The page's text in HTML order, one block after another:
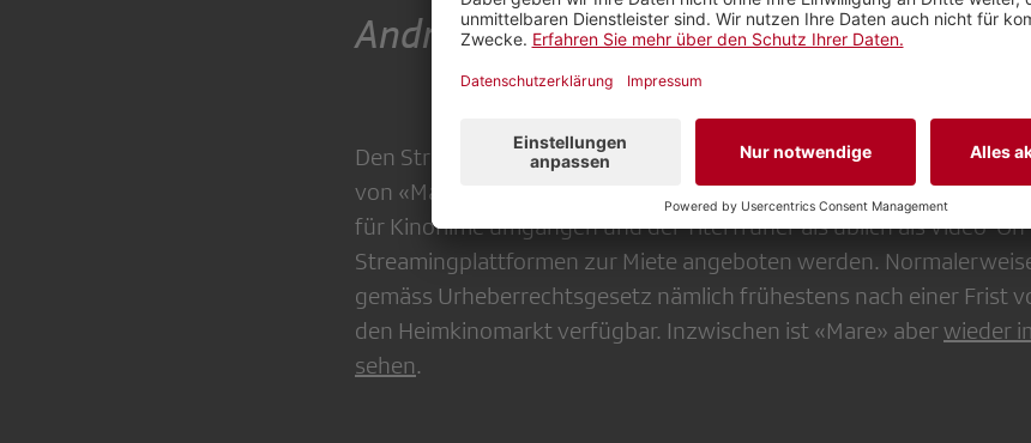
Andrea Štaka, Regisseurin
Den Streifen aber sang- und klanglos im Archiv ruhen zu lassen,
von «Mare» keine Option. Wegen der Ausnahmesituation konnte
für Kinofilme umgangen und der Titel früher als üblich als Video-
Streamingplattformen zur Miete angeboten werden.
gemäss Urheberrechtsgesetz nämlich frühestens nach einer Frist
den Heimkinomarkt verfügbar. Inzwischen ist «Mare» aberwieder
sehen.